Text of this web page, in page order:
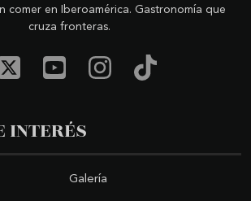
comer en Iberoamérica. Gastronomía que
cruza fronteras.
INTERÉS
Galería